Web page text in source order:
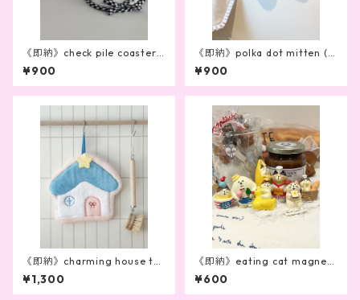
《即納》check pile coaster
(2color)
¥900
《即納》polka dot mitten (2
color)
¥900
《即納》charming house to
wel
¥1,300
《即納》eating cat magnet
(7pattern)
¥600